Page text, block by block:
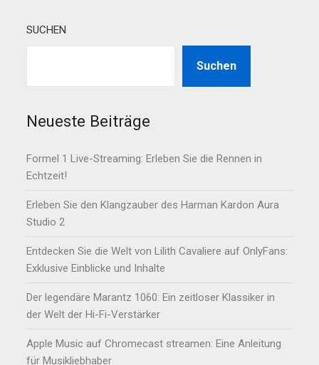
SUCHEN
Suchen
Neueste Beiträge
Formel 1 Live-Streaming: Erleben Sie die Rennen in
Echtzeit!
Erleben Sie den Klangzauber des Harman Kardon Aura
Studio 2
Entdecken Sie die Welt von Lilith Cavaliere auf OnlyFans:
Exklusive Einblicke und Inhalte
Der legendäre Marantz 1060: Ein zeitloser Klassiker in
der Welt der Hi-Fi-Verstärker
Apple Music auf Chromecast streamen: Eine Anleitung
für Musikliebhaber